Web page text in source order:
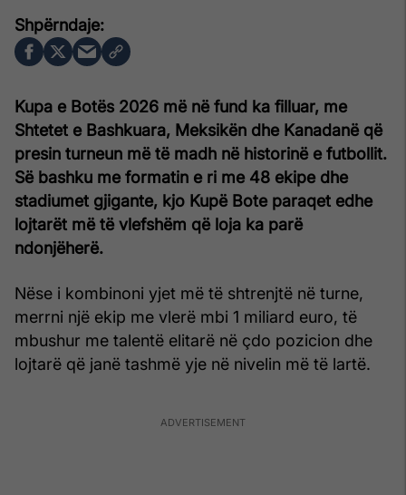
Kupa e Botës 2026 më në fund ka filluar, me
Shtetet e Bashkuara, Meksikën dhe Kanadanë që
presin turneun më të madh në historinë e futbollit.
Së bashku me formatin e ri me 48 ekipe dhe
stadiumet gjigante, kjo Kupë Bote paraqet edhe
lojtarët më të vlefshëm që loja ka parë
ndonjëherë.
Nëse i kombinoni yjet më të shtrenjtë në turne,
merrni një ekip me vlerë mbi 1 miliard euro, të
mbushur me talentë elitarë në çdo pozicion dhe
lojtarë që janë tashmë yje në nivelin më të lartë.